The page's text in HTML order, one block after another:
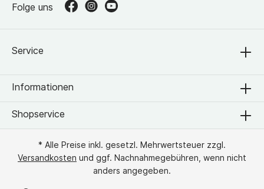
Service
Folge uns
Informationen
Shopservice
* Alle Preise inkl. gesetzl. Mehrwertsteuer zzgl.
Versandkosten und ggf. Nachnahmegebühren, wenn nicht
anders angegeben.